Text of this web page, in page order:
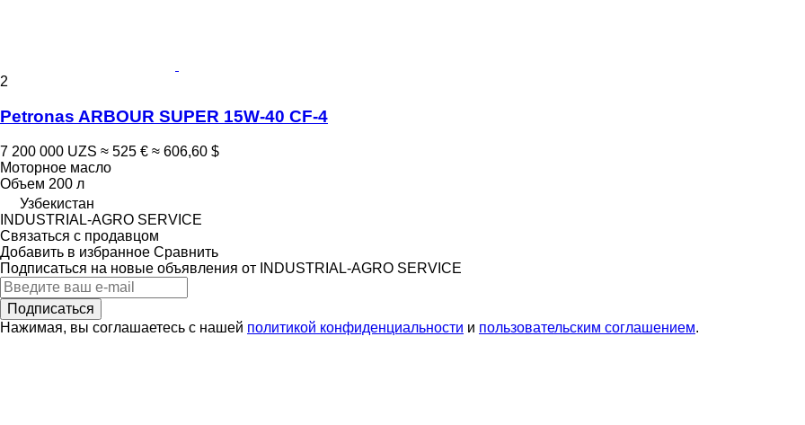
2
Petronas ARBOUR SUPER 15W-40 CF-4
7 200 000 UZS ≈ 525 € ≈ 606,60 $
Моторное масло
Объем 200 л
Узбекистан
INDUSTRIAL-AGRO SERVICE
Связаться с продавцом
Добавить в избранное Сравнить
Подписаться на новые объявления от INDUSTRIAL-AGRO SERVICE
Подписаться
Нажимая, вы соглашаетесь с нашей политикой конфиденциальности и пользовательским соглашением.